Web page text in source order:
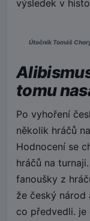
výsledek v
Útočník Tomáš
tomu
Po vyhoření
několik hráčů
Hodnocení se
hráčů na
fanoušky z
že český
co předvedli. je